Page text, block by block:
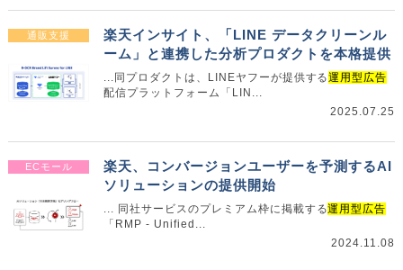
通販支援
楽天インサイト、「LINE データクリーンル
ーム」と連携した分析プロダクトを本格提供
...同プロダクトは、LINEヤフーが提供する運用型広告
配信プラットフォーム「LIN...
2025.07.25
ECモール
楽天、コンバージョンユーザーを予測するAI
ソリューションの提供開始
... 同社サービスのプレミアム枠に掲載する運用型広告
「RMP - Unified...
2024.11.08